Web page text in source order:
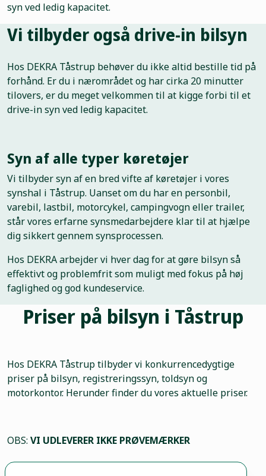
syn ved ledig kapacitet.
Vi tilbyder også drive-in bilsyn
Hos DEKRA Tåstrup behøver du ikke altid bestille tid på
forhånd. Er du i nærområdet og har cirka 20 minutter
tilovers, er du meget velkommen til at kigge forbi til et
drive-in syn ved ledig kapacitet.
Syn af alle typer køretøjer
Vi tilbyder syn af en bred vifte af køretøjer i vores
synshal i Tåstrup. Uanset om du har en personbil,
varebil, lastbil, motorcykel, campingvogn eller trailer,
står vores erfarne synsmedarbejdere klar til at hjælpe
dig sikkert gennem synsprocessen.
Hos DEKRA arbejder vi hver dag for at gøre bilsyn så
effektivt og problemfrit som muligt med fokus på høj
faglighed og god kundeservice.
Priser på bilsyn i Tåstrup
Hos DEKRA Tåstrup tilbyder vi konkurrencedygtige
priser på bilsyn, registreringssyn, toldsyn og
motorkontor. Herunder finder du vores aktuelle priser.
OBS: VI UDLEVERER IKKE PRØVEMÆRKER